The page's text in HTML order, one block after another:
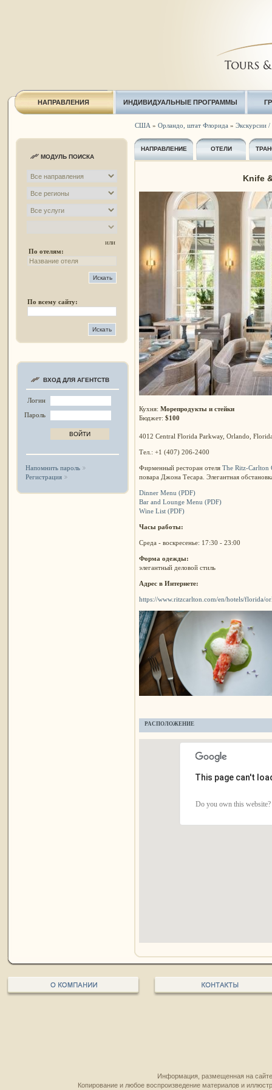
НАПРАВЛЕНИЯ ИНДИВИДУАЛЬНЫЕ ПРОГРАММЫ
МОДУЛЬ ПОИСКА
или
По отелям:
По всему сайту:
ВХОД ДЛЯ АГЕНТСТВ
Логин
Пароль
Напомнить пароль
Регистрация
США » Орландо, штат Флорида » Экскурсии /
НАПРАВЛЕНИЕ ОТЕЛИ
Knife
Кухня: Морепродукты и стейки
Бюджет: $100
4012 Central Florida Parkway, Orlando,
Тел.: +1 (407) 206-2400
Фирменный ресторан отеля The Ritz-Carlton
повара Джона Тесара. Элегантная
Dinner Menu (PDF)
Bar and Lounge Menu (PDF)
Wine List (PDF)
Часы работы:
Среда - воскресенье: 17:30 - 23:00
Форма одежды:
элегантный деловой стиль
Адрес в Интернете:
https://www.ritzcarlton.com/en/hotels/florida/
РАСПОЛОЖЕНИЕ
This page can't
Do you own this website?
Информация, размещенная на
Копирование и любое воспроизведение материалов и